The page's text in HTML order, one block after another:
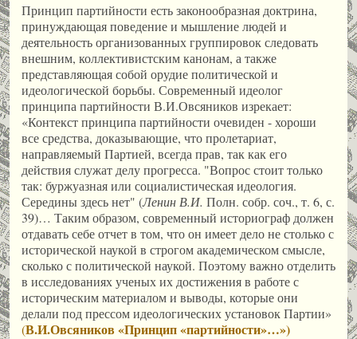
Принцип партийности есть законообразная доктрина,
принуждающая поведение и мышление людей и
деятельность организованных группировок следовать
внешним, коллективистским канонам, а также
представляющая собой орудие политической и
идеологической борьбы. Современный идеолог
принципа партийности В.И.Овсяников изрекает:
«Контекст принципа партийности очевиден - хороши
все средства, доказывающие, что пролетариат,
направляемый Партией, всегда прав, так как его
действия служат делу прогресса. "Вопрос стоит только
так: буржуазная или социалистическая идеология.
Середины здесь нет" (Ленин В.И. Полн. собр. соч., т. 6, с.
39)… Таким образом, современный историограф должен
отдавать себе отчет в том, что он имеет дело не столько с
исторической наукой в строгом академическом смысле,
сколько с политической наукой. Поэтому важно отделить
в исследованиях ученых их достижения в работе с
историческим материалом и выводы, которые они
делали под прессом идеологических установок Партии»
(В.И.Овсяников «Принцип «партийности»…»)